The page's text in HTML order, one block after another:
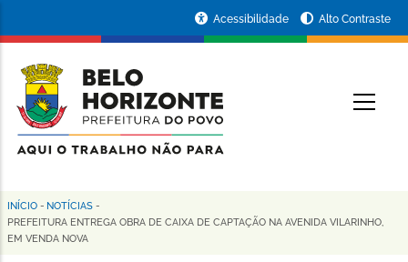
conteúdo
principal
da
Prefeitura
de
Horizonte
Acessibilidade Alto Contraste
Trilha
de
INÍCIO - NOTÍCIAS -
PREFEITURA ENTREGA OBRA DE CAIXA DE CAPTAÇÃO NA AVENIDA VILARINHO,
EM VENDA NOVA